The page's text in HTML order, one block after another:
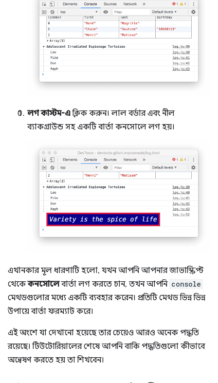
লগ কাস্টম-এক্লিক করুন। লাল বর্ডার এবং নীল
ব্যাকগ্রাউন্ড সহ একটি বার্তা কনসোলে লগ হয়।
এখানকার মূল ধারণাটি হলো, যখন আপনি আপনার জাভাস্ক্রিপ্ট
থেকেকনসোলেবার্তা লগ করতে চান, তখন আপনি console
মেথডগুলোর মধ্যে একটি ব্যবহার করেন। প্রতিটি মেথড ভিন্ন ভিন্ন
উপায়ে বার্তা ফরম্যাট করে।
এই অংশে যা দেখানো হয়েছে তার চেয়েও আরও অনেক পদ্ধতি
রয়েছে। টিউটোরিয়ালের শেষে আপনি বাকি পদ্ধতিগুলো কীভাবে
অন্বেষণ করতে হয় তা শিখবেন।